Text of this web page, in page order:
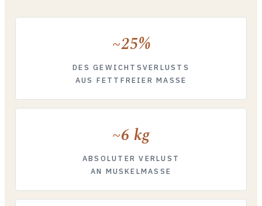
~25%
DES GEWICHTSVERLUSTS
AUS FETTFREIER MASSE
~6 kg
ABSOLUTER VERLUST
AN MUSKELMASSE